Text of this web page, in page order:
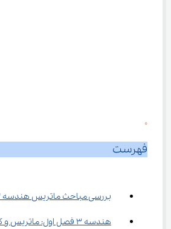
0
فهرست
بررسی مباحث ماتریس هندسه ۳
هندسه ۳ فصل اول: ماتریس و کاربردها